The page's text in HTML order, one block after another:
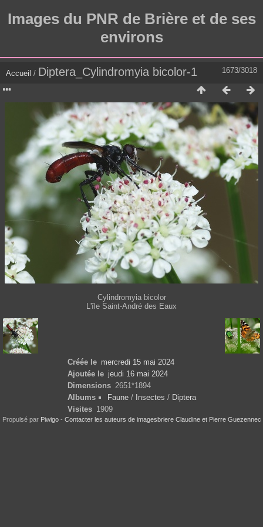
Images du PNR de Brière et de ses
environs
1673/3018
Accueil / Diptera_Cylindromyia bicolor-1
Cylindromyia bicolor
L'île Saint-André des Eaux
Créée le mercredi 15 mai 2024
Ajoutée le jeudi 16 mai 2024
Dimensions 2651*1894
Albums
Faune/ Insectes / Diptera
Visites 1909
Propulsé par Piwigo- Contacter les auteurs de imagesbriere Claudine et Pierre Guezennec